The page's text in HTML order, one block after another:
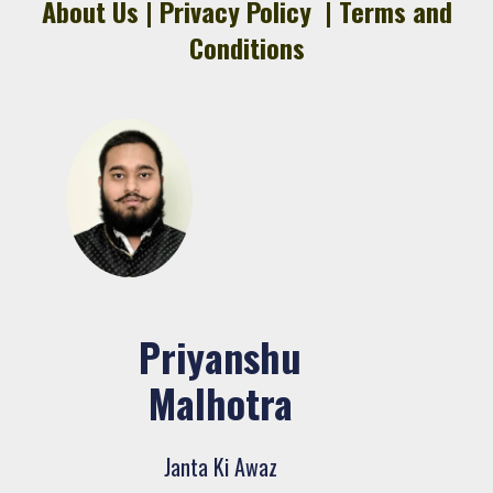
January 31, 2026
5 January 27, 2026
About Us | Privacy Policy| Terms and
Conditions
Priyanshu
Malhotra
Janta Ki Awaz